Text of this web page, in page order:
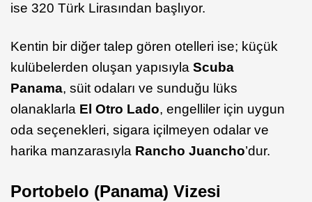
ise 320 Türk Lirasından başlıyor.
Kentin bir diğer talep gören otelleri ise; küçük
kulübelerden oluşan yapısıyla Scuba
Panama, süit odaları ve sunduğu lüks
olanaklarla El Otro Lado, engelliler için uygun
oda seçenekleri, sigara içilmeyen odalar ve
harika manzarasıyla Rancho Juancho’dur.
Portobelo (Panama) Vizesi